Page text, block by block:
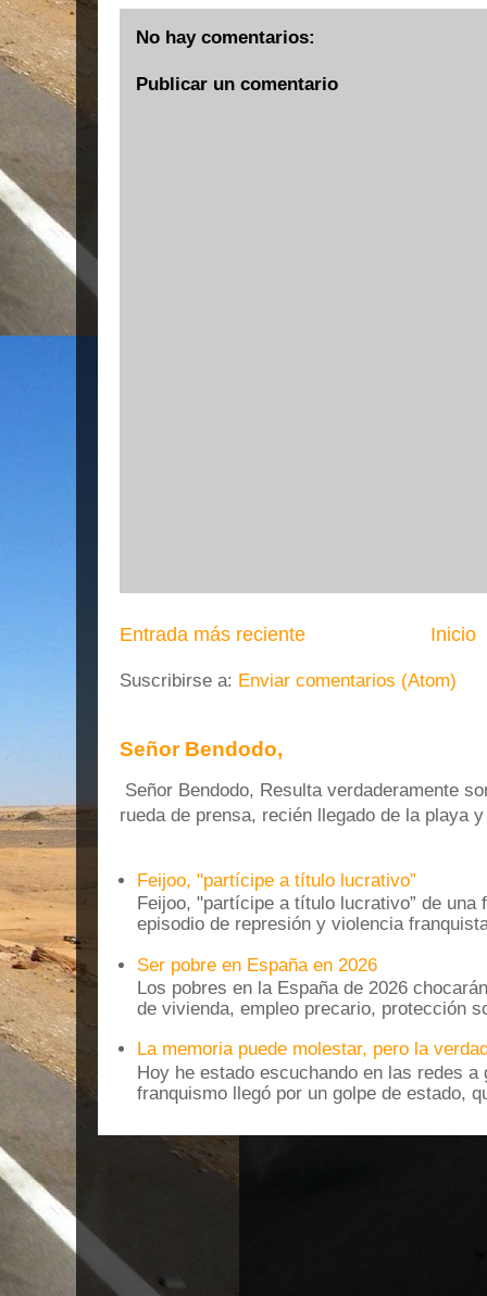
No hay comentarios:
Publicar un comentario
Entrada más reciente Inicio
Suscribirse a: Enviar comentarios (Atom)
Señor Bendodo,
Señor Bendodo, Resulta verdaderamente
rueda de prensa, recién llegado de la playa
Feijoo, "partícipe a título lucrativo”
Feijoo, "partícipe a título lucrativo” de una
episodio de represión y violencia
Ser pobre en España en 2026
Los pobres en la España de 2026
de vivienda, empleo precario, protección
La memoria puede molestar, pero la
Hoy he estado escuchando en las redes a
franquismo llegó por un golpe de estado,